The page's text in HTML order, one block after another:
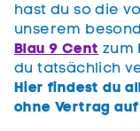
hast du so die
unserem
Blau 9 Cent zum
du tatsächlich
Hier findest du
ohne Vertrag